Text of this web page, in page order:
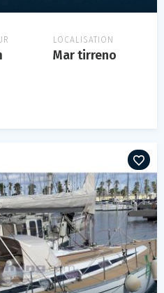
LOCALISATION
Mar tirreno